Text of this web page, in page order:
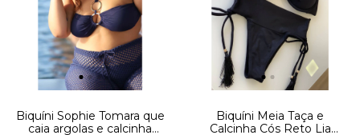
Biquíni Sophie Tomara que
caia argolas e calcinha
Biquíni Meia Taça e
Calcinha Cós Reto Lia